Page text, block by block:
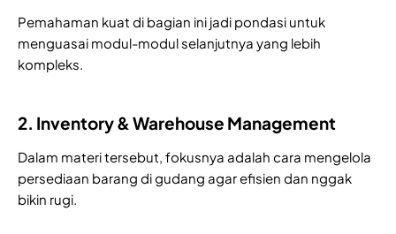
Pemahaman kuat di bagian ini jadi pondasi untuk
menguasai modul-modul selanjutnya yang lebih
kompleks.
2. Inventory & Warehouse Management
Dalam materi tersebut, fokusnya adalah cara mengelola
persediaan barang di gudang agar efisien dan nggak
bikin rugi.